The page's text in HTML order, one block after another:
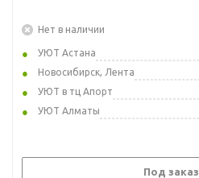
Нет в наличии
УЮТ Астана
Новосибирск, Лента
УЮТ в тц Апорт
УЮТ Алматы
Под заказ